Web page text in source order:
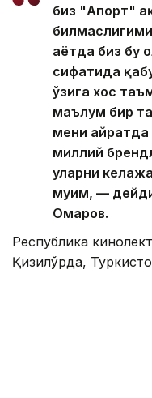
биз "Апорт"
ҳаётда биз бу
сифатида
ўзига хос
маълум бир
мени
миллий
уларни
муҳим, —
Омаров.
Республика
Қизилўрда,